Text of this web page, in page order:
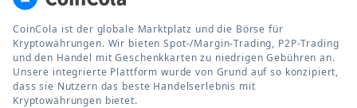
CoinCola ist der globale Marktplatz und die Börse für
Kryptowährungen. Wir bieten Spot-/Margin-Trading, P2P-Trading
und den Handel mit Geschenkkarten zu niedrigen Gebühren an.
Unsere integrierte Plattform wurde von Grund auf so konzipiert,
dass sie Nutzern das beste Handelserlebnis mit
Kryptowährungen bietet.